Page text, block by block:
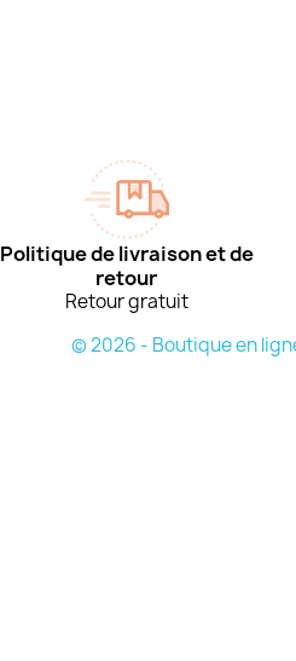
Politique de livraison et de
retour
Retour gratuit
© 2026 - Boutique en